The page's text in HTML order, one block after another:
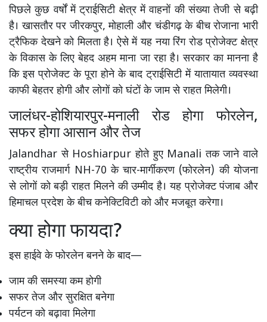
पिछले कुछ वर्षों में ट्राईसिटी क्षेत्र में वाहनों की संख्या तेजी से बढ़ी
है। खासतौर पर जीरकपुर, मोहाली और चंडीगढ़ के बीच रोजाना भारी
ट्रैफिक देखने को मिलता है। ऐसे में यह नया रिंग रोड प्रोजेक्ट क्षेत्र
के विकास के लिए बेहद अहम माना जा रहा है। सरकार का मानना है
कि इस प्रोजेक्ट के पूरा होने के बाद ट्राईसिटी में यातायात व्यवस्था
काफी बेहतर होगी और लोगों को घंटों के जाम से राहत मिलेगी।
जालंधर-होशियारपुर-मनाली रोड होगा फोरलेन,
सफर होगा आसान और तेज
Jalandhar से Hoshiarpur होते हुए Manali तक जाने वाले
राष्ट्रीय राजमार्ग NH-70 के चार-मार्गीकरण (फोरलेन) की योजना
से लोगों को बड़ी राहत मिलने की उम्मीद है। यह प्रोजेक्ट पंजाब और
हिमाचल प्रदेश के बीच कनेक्टिविटी को और मजबूत करेगा।
क्या होगा फायदा?
इस हाईवे के फोरलेन बनने के बाद—
जाम की समस्या कम होगी
सफर तेज और सुरक्षित बनेगा
पर्यटन को बढ़ावा मिलेगा